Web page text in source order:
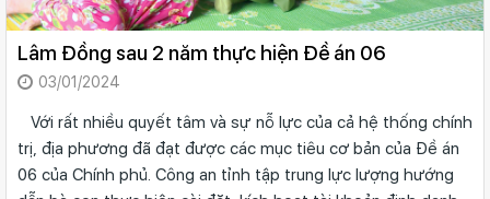
Lâm Đồng sau 2 năm thực hiện Đề án 06
03/01/2024
Với rất nhiều quyết tâm và sự nỗ lực của cả hệ thống chính
trị, địa phương đã đạt được các mục tiêu cơ bản của Đề án
06 của Chính phủ. Công an tỉnh tập trung lực lượng hướng